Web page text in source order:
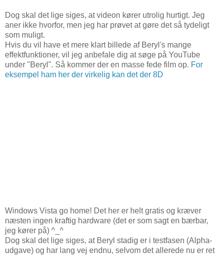
Dog skal det lige siges, at videon kører utrolig hurtigt. Jeg
aner ikke hvorfor, men jeg har prøvet at gøre det så tydeligt
som muligt.
Hvis du vil have et mere klart billede af Beryl's mange
effektfunktioner, vil jeg anbefale dig at søge på YouTube
under "Beryl". Så kommer der en masse fede film op. For
eksempel ham her der virkelig kan det der 8D
Windows Vista go home! Det her er helt gratis og kræver
næsten ingen kraftig hardware (det er som sagt en bærbar,
jeg kører på) ^_^
Dog skal det lige siges, at Beryl stadig er i testfasen (Alpha-
udgave) og har lang vej endnu, selvom det allerede nu er ret